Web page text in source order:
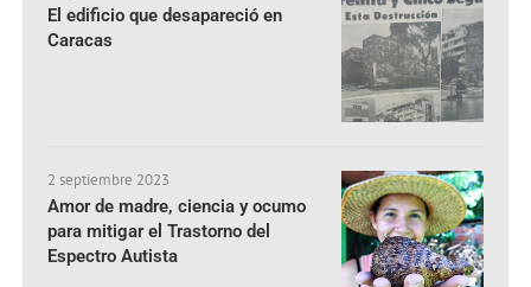
El edificio que desapareció en
Caracas
2 septiembre 2023
Amor de madre, ciencia y ocumo
para mitigar el Trastorno del
Espectro Autista